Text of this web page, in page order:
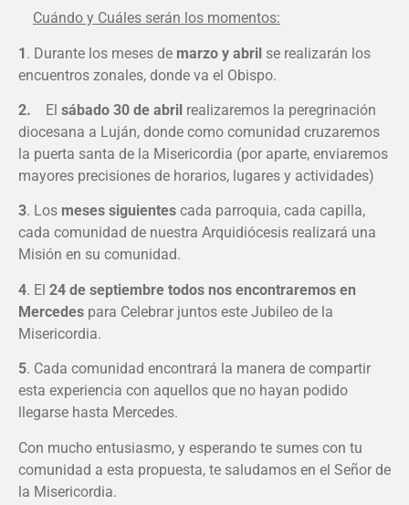
Cuándo y Cuáles serán los momentos:
1. Durante los meses de marzo y abril se realizarán los
encuentros zonales, donde va el Obispo.
2. El sábado 30 de abril realizaremos la peregrinación
diocesana a Luján, donde como comunidad cruzaremos
la puerta santa de la Misericordia (por aparte, enviaremos
mayores precisiones de horarios, lugares y actividades)
3. Los meses siguientes cada parroquia, cada capilla,
cada comunidad de nuestra Arquidiócesis realizará una
Misión en su comunidad.
4. El 24 de septiembre todos nos encontraremos en
Mercedes para Celebrar juntos este Jubileo de la
Misericordia.
5. Cada comunidad encontrará la manera de compartir
esta experiencia con aquellos que no hayan podido
llegarse hasta Mercedes.
Con mucho entusiasmo, y esperando te sumes con tu
comunidad a esta propuesta, te saludamos en el Señor de
la Misericordia.